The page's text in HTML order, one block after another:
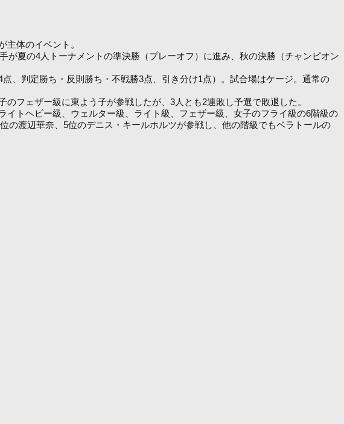
体のイベント。
夏の4人トーナメントの準決勝（プレーオフ）に進み、秋の決勝（チャンピオン
、判定勝ち・反則勝ち・不戦勝3点、引き分け1点）。試合場はケージ。通常の
フェザー級に東よう子が参戦したが、3人とも2連敗し予選で敗退した。
トヘビー級、ウェルター級、ライト級、フェザー級、女子のフライ級の6階級の
の渡辺華奈、5位のデニス・キールホルツが参戦し、他の階級でもベラトールの